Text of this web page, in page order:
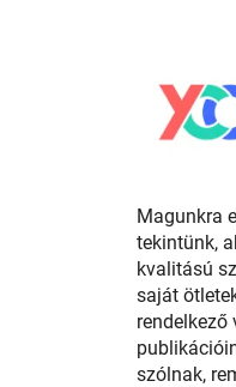
Magunkra
tekintünk,
kvalitású
saját
rendelkező
szólnak,